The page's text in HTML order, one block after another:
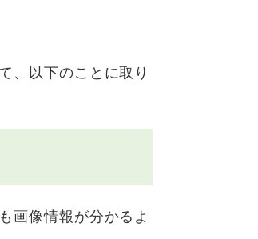
、以下のことに取り
画像情報が分かるよ